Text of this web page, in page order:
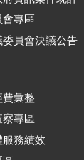
專區
員會決議公告
費彙整
專區
務績效